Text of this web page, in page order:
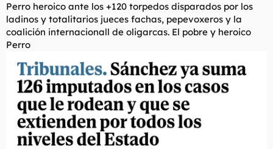
:
Perro heroico ante los +120 torpedos disparados por los
ladinos y totalitarios jueces fachas, pepevoxeros y la
coalición internacionall de oligarcas. El pobre y heroico
Perro